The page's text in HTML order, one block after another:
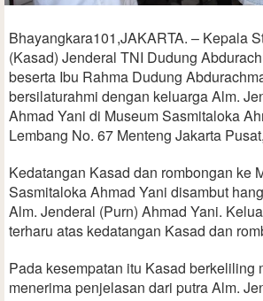
Bhayangkara101,JAKARTA. – Kepala
(Kasad) Jenderal TNI Dudung
beserta Ibu Rahma Dudung
bersilaturahmi dengan keluarga Alm.
Ahmad Yani di Museum Sasmitaloka
Lembang No. 67 Menteng Jakarta
Kedatangan Kasad dan rombongan ke
Sasmitaloka Ahmad Yani disambut
Alm. Jenderal (Purn) Ahmad Yani.
terharu atas kedatangan Kasad dan
Pada kesempatan itu Kasad berkeliling
menerima penjelasan dari putra Alm.